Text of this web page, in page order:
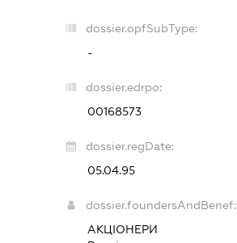
dossier.opfSubType:
-
dossier.edrpo:
00168573
dossier.regDate:
05.04.95
dossier.foundersAndBenef:
АКЦІОНЕРИ